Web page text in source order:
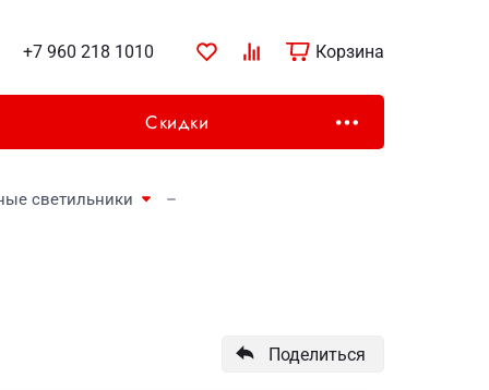
+7 960 218 1010 Корзина
Скидки
светильники
Поделиться